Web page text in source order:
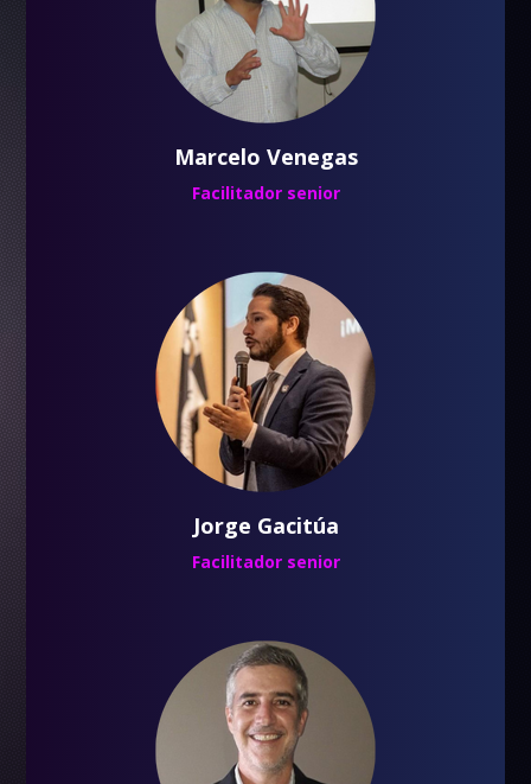
Marcelo Venegas
Facilitador senior
Jorge Gacitúa
Facilitador senior